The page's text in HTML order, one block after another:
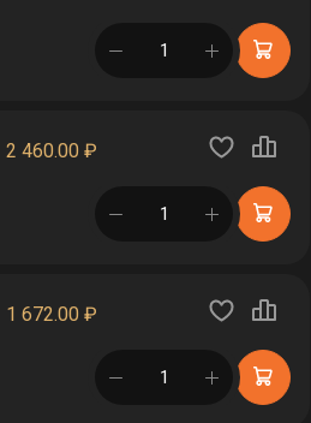
в корзине
2 460.00 ₽
в корзине
1 672.00 ₽
в корзине